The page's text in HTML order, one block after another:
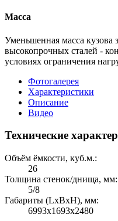
Масса
Уменьшенная масса кузова
высокопрочных сталей -
условиях ограничения
Фотогалерея
Характеристики
Описание
Видео
Технические
Объём ёмкости, куб.м.:
26
Толщина стенок/днища, мм:
5/8
Габариты (LхBхH), мм:
6993х1693х2480